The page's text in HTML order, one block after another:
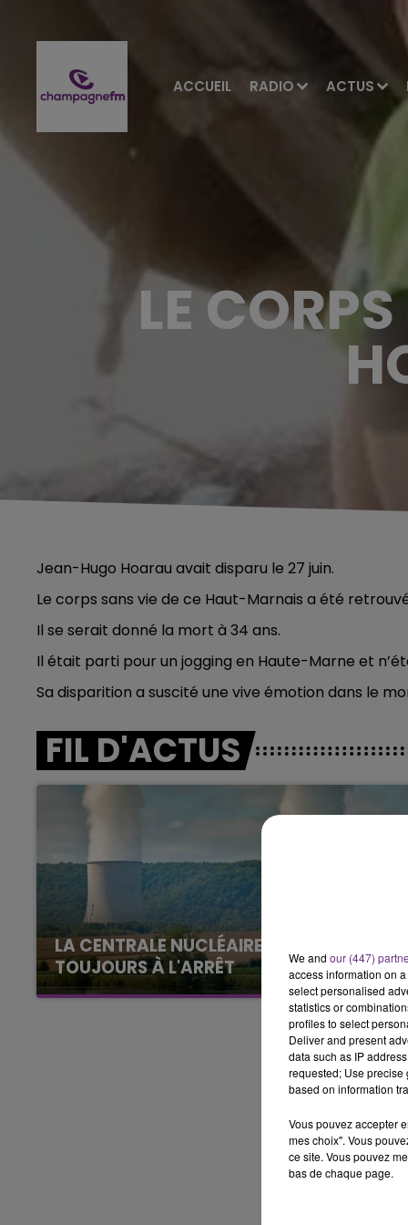
ACCUEIL RADIO ACTUS
LE WEEK-END CHAMPAGNE FM
LE
Jean-Hugo Hoarau avait disparu le 27 juin.
Le corps sans vie de ce Haut-Marnais a été
Il se serait donné la mort à 34 ans.
Il était parti pour un jogging en Haute-Marne et
Sa disparition a suscité une vive émotion dans le
FIL D'ACTUS
LA CENTRALE NUCLÉAIRE DE CHOOZ
TOUJOURS À L'ARRÊT
Cela fait déjà une semaine que la centrale
nucléaire ardennaise est à l'arrêt. Une situation
justifiée par la sécheresse intense qui est
We and our (447)
access information on
select personalised
statistics or
profiles to select
Deliver and present
data such as IP
requested; Use precise
based on information
Vous pouvez accepter
mes choix". Vous
ce site. Vous pouvez
bas de chaque page.